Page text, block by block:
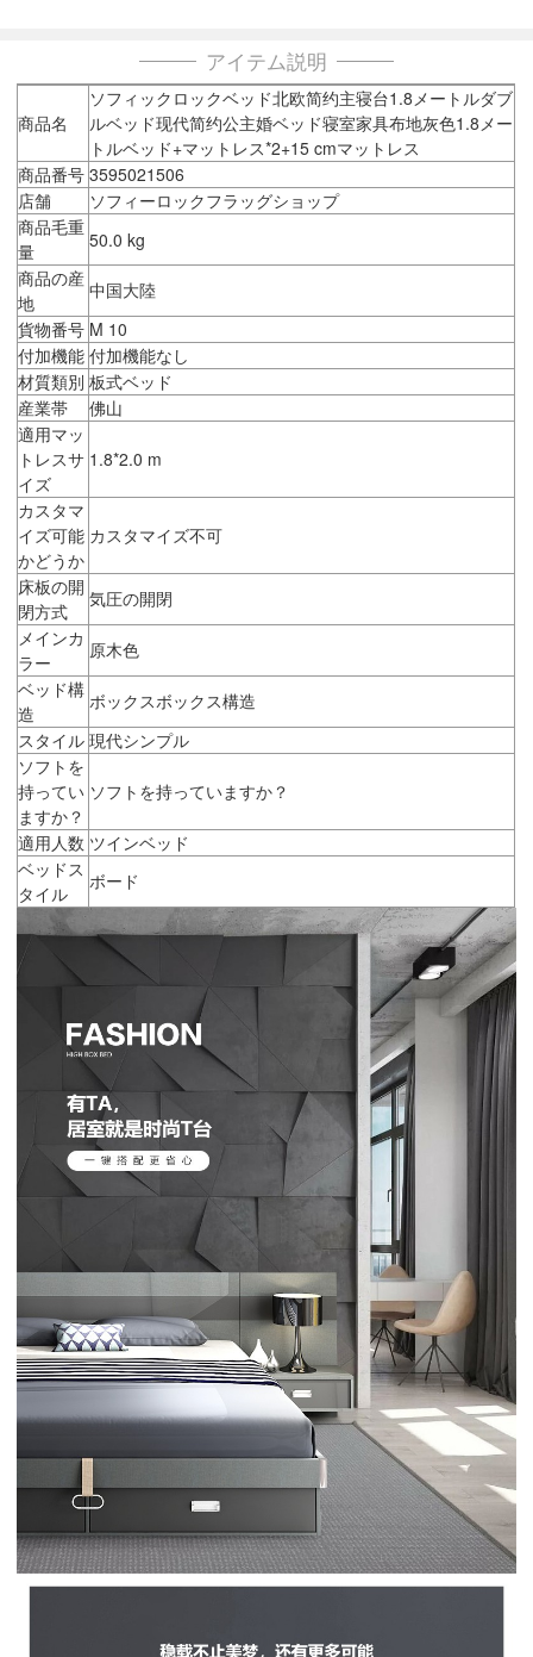
アイテム説明
商品名
ソフィックロックベッド北欧简约主寝台1.8メートルダブ
ルベッド现代简约公主婚ベッド寝室家具布地灰色1.8メー
トルベッド+マットレス*2+15 cmマットレス
商品番号 3595021506
店舗
ソフィーロックフラッグショップ
商品毛重
量
50.0 kg
商品の産
地
中国大陸
貨物番号 M 10
付加機能 付加機能なし
材質類別 板式ベッド
産業帯
佛山
適用マッ
トレスサ
イズ
1.8*2.0 m
カスタマ
イズ可能
かどうか
カスタマイズ不可
床板の開
閉方式
気圧の開閉
メインカ
ラー
原木色
ベッド構
造
ボックスボックス構造
スタイル 現代シンプル
ソフトを
持ってい
ますか？
ソフトを持っていますか？
適用人数 ツインベッド
ベッドス
タイル
ボード